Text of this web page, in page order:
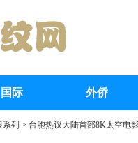
国际 外侨
系列 > 台胞热议大陆首部8K太空电